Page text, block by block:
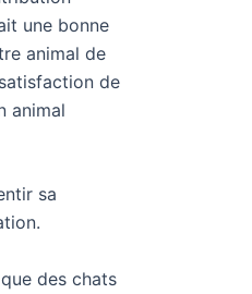
une bonne
animal de
de
animal
sa
des chats